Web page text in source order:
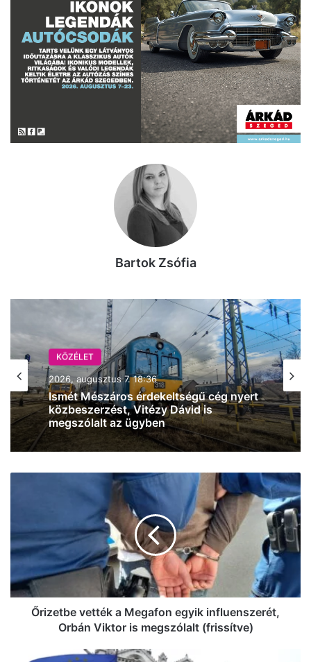
Bartok Zsófia
KÖZÉLET
2026, augusztus 7. 18:36
Ismét Mészáros érdekeltségű cég nyert
közbeszerzést, Vitézy Dávid is
megszólalt az ügyben
KÖZÉLET
2026, augusztus 7. 17:04
Magyar Péter: három személy közül
választ szombaton köztársaságielnök-
jelöltet a Tisza
influenszerét,
Orbán
Viktor
is
megszólalt
Őrizetbe vették a Megafon egyik influenszerét,
Orbán Viktor is megszólalt (frissítve)
Rendkívüli